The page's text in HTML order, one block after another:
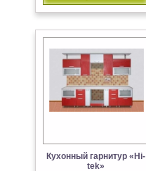
Кухонный гарнитур «Hi-
tek»